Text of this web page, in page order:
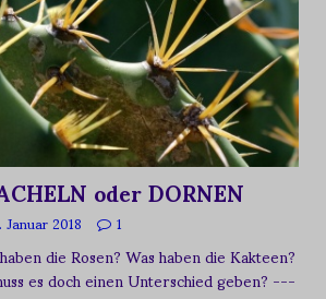
oder DORNEN
2018 1
die Rosen? Was haben die Kakteen?
es doch einen Unterschied geben?---